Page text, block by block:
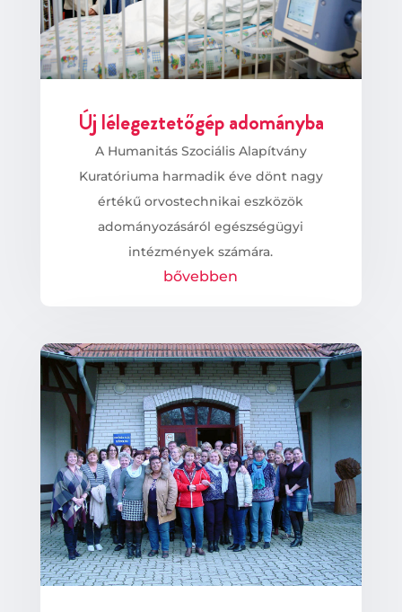
Új lélegeztetőgép adományba
A Humanitás Szociális Alapítvány
Kuratóriuma harmadik éve dönt nagy
értékű orvostechnikai eszközök
adományozásáról egészségügyi
intézmények számára.
bővebben